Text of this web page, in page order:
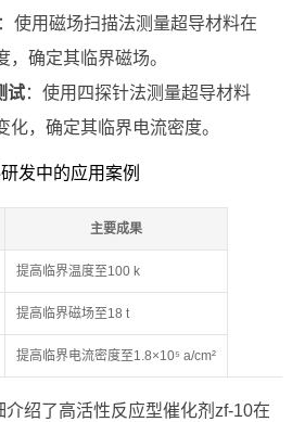
使用磁场扫描法测量超导材料在
，确定其临界磁场。
试：使用四探针法测量超导材料
，确定其临界电流密度。
发中的应用案例
主要成果
提高临界温度至100 k
提高临界磁场至18 t
提高临界电流密度至1.8×10⁵ a/cm²
绍了高活性反应型催化剂zf-10在